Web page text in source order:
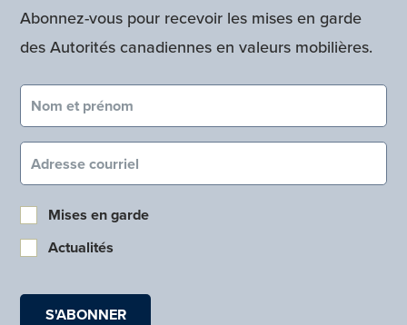
Abonnez-vous pour recevoir les mises en garde
des Autorités canadiennes en valeurs mobilières.
Nom et prénom (obligatoire)
Courriel (obligatoire)
Mises en garde
Actualités